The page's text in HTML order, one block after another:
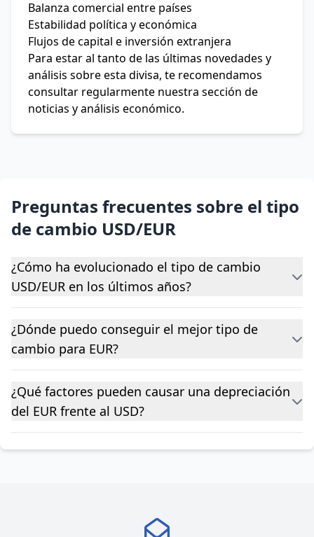
Balanza comercial entre países
Estabilidad política y económica
Flujos de capital e inversión extranjera
Para estar al tanto de las últimas novedades y
análisis sobre esta divisa, te recomendamos
consultar regularmente nuestra sección de
noticias y análisis económico.
Preguntas frecuentes sobre el tipo
de cambio USD/EUR
¿Cómo ha evolucionado el tipo de cambio
USD/EUR en los últimos años?
¿Dónde puedo conseguir el mejor tipo de
cambio para EUR?
¿Qué factores pueden causar una depreciación
del EUR frente al USD?